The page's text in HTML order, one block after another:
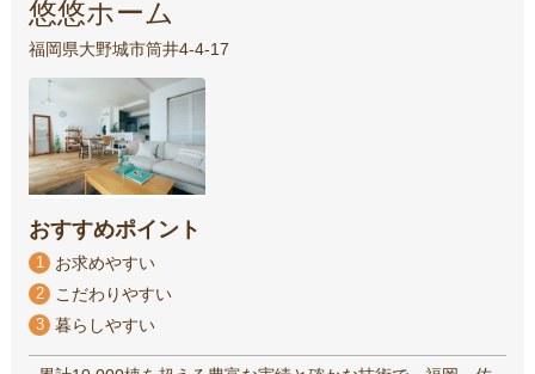
悠悠ホーム
福岡県大野城市筒井4-4-17
おすすめポイント
1 お求めやすい
2 こだわりやすい
3 暮らしやすい